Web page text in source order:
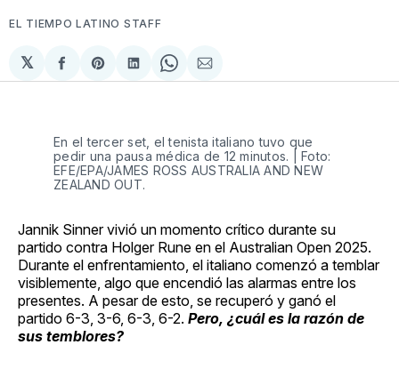
EL TIEMPO LATINO STAFF
𝕏
Compartir
en
Share
on
Compartir
en
Share
on
Compartir
via
En el tercer set, el tenista italiano tuvo que
pedir una pausa médica de 12 minutos. | Foto:
EFE/EPA/JAMES ROSS AUSTRALIA AND NEW
ZEALAND OUT.
Jannik Sinner vivió un momento crítico durante su
partido contra Holger Rune en el Australian Open 2025.
Durante el enfrentamiento, el italiano comenzó a temblar
visiblemente, algo que encendió las alarmas entre los
presentes. A pesar de esto, se recuperó y ganó el
partido 6-3, 3-6, 6-3, 6-2. Pero, ¿cuál es la razón de
sus temblores?